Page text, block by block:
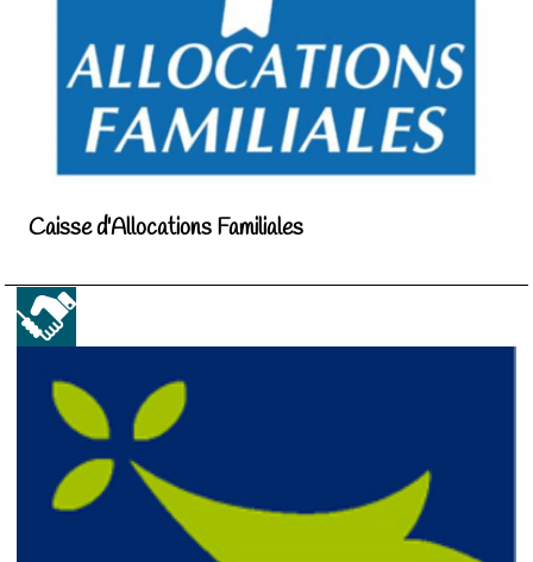
Caisse d'Allocations Familiales